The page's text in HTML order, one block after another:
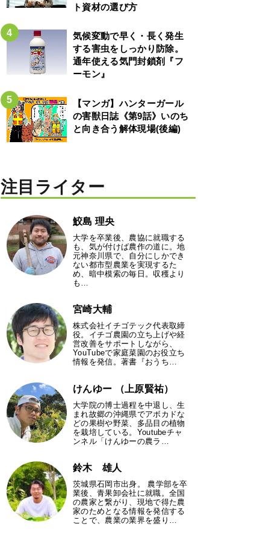
ト資材の選び方
気候変動で早く・長く発生
する害虫をしっかり防除。
通年使える気門封鎖剤『フ
ーモン』
【マンガ】ハンターガール
の害獣日誌《第9話》いのち
と向き合う解体現場(後編)
注目ライター
鮫島 理央
大学を卒業後、農協に就職する
も、気が付けば農作の道に。地
元神奈川県で、自分にしかでき
ない都市型農業を実現するた
め、暗中模索の毎日。収穫より
も…
宮崎大輔
株式会社イチゴテック代表取締
役。イチゴ農園の立ち上げや経
営改善をサポートしながら、
YouTubeで家庭菜園のお役立ち
情報を発信。著書『おうち…
けんゆー （上原賢祐）
大学院の博士過程を中退し、生
まれ故郷の沖縄県でアボカドな
どの果樹や野菜、多品目の植物
を栽培している。Youtubeチャ
ンネル「けんゆーの農ラ…
鈴木 雄人
茨城県石岡市出身。 農学部を卒
業後、青果卸会社に就職。全国
の農家と繋がり、現地で得た農
家のためとなる情報を発信する
ことで、農業の業界を盛り…